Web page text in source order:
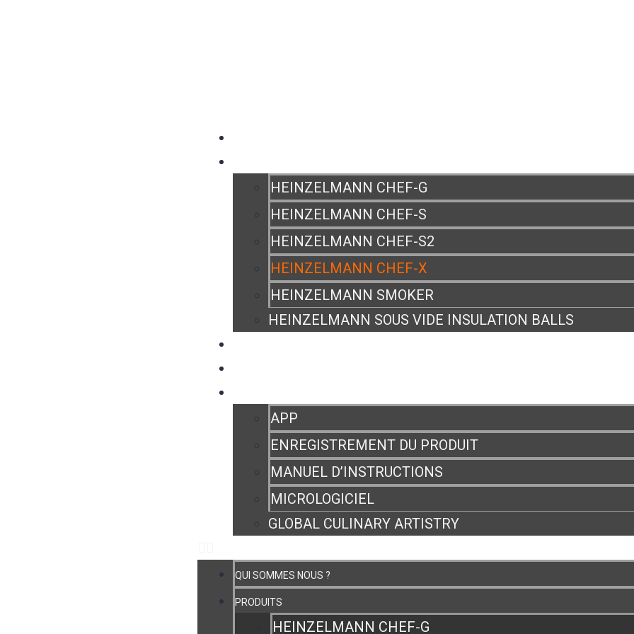
HEINZELMANN CHEF-G
HEINZELMANN CHEF-S
HEINZELMANN CHEF-S2
HEINZELMANN CHEF-X
HEINZELMANN SMOKER
HEINZELMANN SOUS VIDE INSULATION BALLS
APP
ENREGISTREMENT DU PRODUIT
MANUEL D’INSTRUCTIONS
MICROLOGICIEL
GLOBAL CULINARY ARTISTRY
QUI SOMMES NOUS ?
PRODUITS
HEINZELMANN CHEF-G